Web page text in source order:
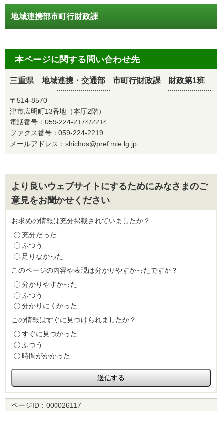
地域連携部市町行財政課
本ページに関する問い合わせ先
三重県 地域連携・交通部 市町行財政課 財政第1班
〒514-8570
津市広明町13番地（本庁2階）
電話番号： 059-224-2174/2214
ファクス番号：059-224-2219
メールアドレス： shichos@pref.mie.lg.jp
より良いウェブサイトにするためにみなさまのご
意見をお聞かせください
お求めの情報は充分掲載されていましたか？
充分だった
ふつう
足りなかった
このページの内容や表現は分かりやすかったですか？
分かりやすかった
ふつう
分かりにくかった
この情報はすぐに見つけられましたか？
すぐに見つかった
ふつう
時間がかかった
ページID： 000026117